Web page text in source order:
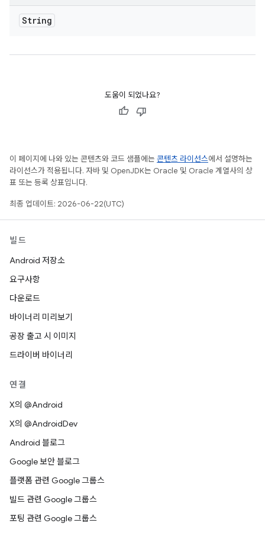
String
도움이 되었나요?
이 페이지에 나와 있는 콘텐츠와 코드 샘플에는 콘텐츠 라이선스에서 설명하는
라이선스가 적용됩니다. 자바 및 OpenJDK는 Oracle 및 Oracle 계열사의 상
표 또는 등록 상표입니다.
최종 업데이트: 2026-06-22(UTC)
빌드
Android 저장소
요구사항
다운로드
바이너리 미리보기
공장 출고 시 이미지
드라이버 바이너리
연결
X의 @Android
X의 @AndroidDev
Android 블로그
Google 보안 블로그
플랫폼 관련 Google 그룹스
빌드 관련 Google 그룹스
포팅 관련 Google 그룹스